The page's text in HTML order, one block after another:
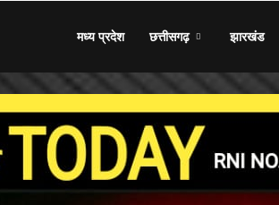
मध्य प्रदेश छत्तीसगढ़ झारखंड